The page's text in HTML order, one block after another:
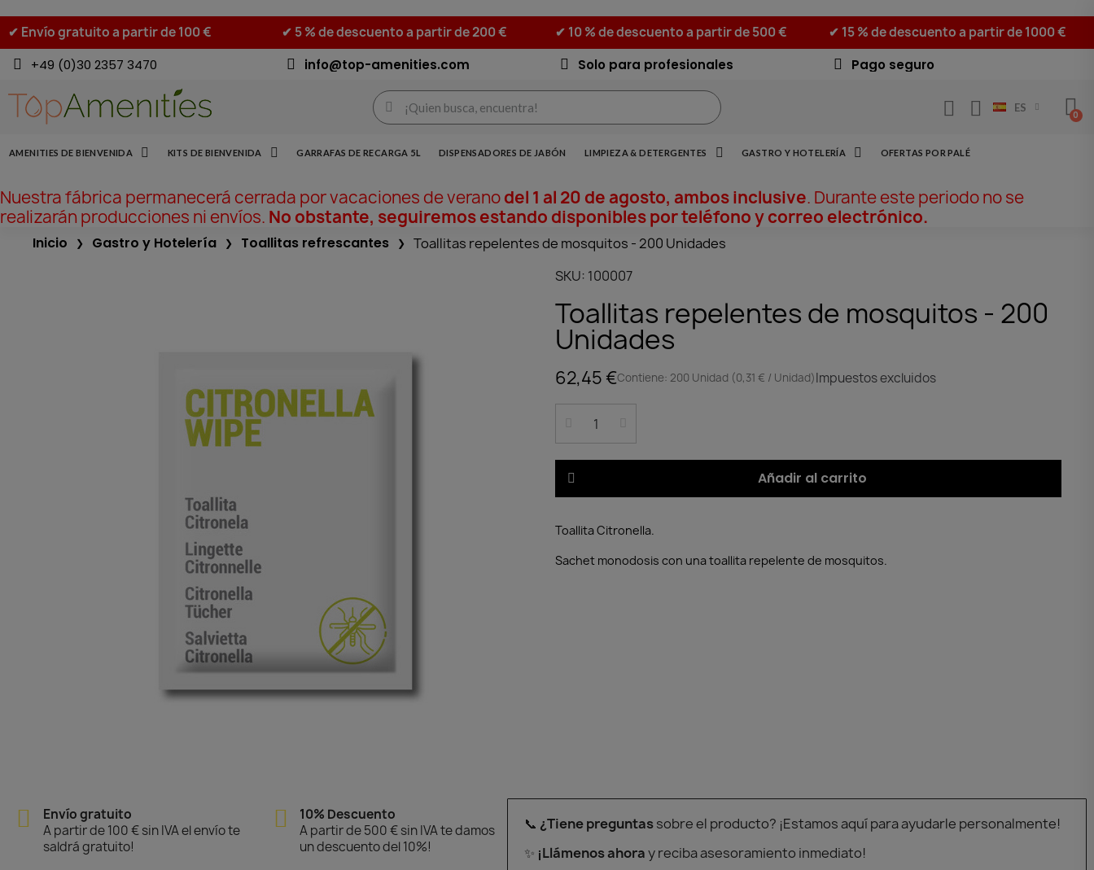
✔ Envío gratuito a partir de 100 € ✔ 5 % de descuento a partir de 200 € ✔ 10 % de descuento a partir de 500 €
✔ 15 % de descuento a partir de 1000 €
+49 (0)30 2357 3470
info@top-amenities.com Solo para profesionales Pago seguro
ES
AMENITIES DE BIENVENIDA KITS DE BIENVENIDA GARRAFAS DE RECARGA 5L DISPENSADORES DE JABÓN LIMPIEZA & DETERGENTES GASTRO Y HOTELERÍA OFERTAS POR PALÉ
Nuestra fábrica permanecerá cerrada por vacaciones de veranodel 1 al 20 de agosto, ambos inclusive. Durante este periodo no se
realizarán producciones ni envíos. No obstante, seguiremos estando disponibles por teléfono y correo electrónico.
Inicio Gastro y Hotelería Toallitas refrescantes
Toallitas repelentes de mosquitos - 200 Unidades
SKU 100007
Toallitas repelentes de mosquitos - 200
Unidades
62,45 €Contiene: 200 Unidad (0,31 € / Unidad)Impuestos excluidos
Añadir al carrito
Toallita Citronella.
Sachet monodosis con una toallita repelente de mosquitos.
Envío gratuito
A partir de 100 € sin IVA el envío te
saldrá gratuito!
10% Descuento
A partir de 500 € sin IVA te damos
un descuento del 10%!
📞 ¿Tiene preguntassobre el producto? ¡Estamos aquí para ayudarle personalmente!
✨ ¡Llámenos ahoray reciba asesoramiento inmediato!